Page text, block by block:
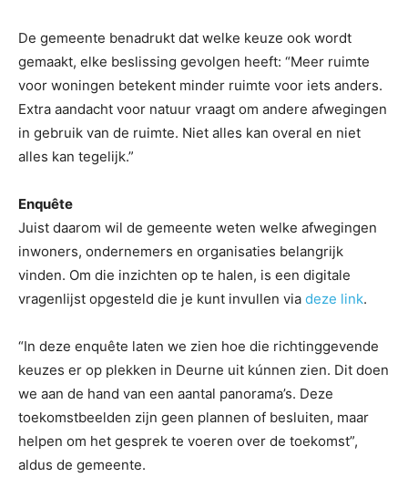
De gemeente benadrukt dat welke keuze ook wordt
gemaakt, elke beslissing gevolgen heeft: “Meer ruimte
voor woningen betekent minder ruimte voor iets anders.
Extra aandacht voor natuur vraagt om andere afwegingen
in gebruik van de ruimte. Niet alles kan overal en niet
alles kan tegelijk.”
Enquête
Juist daarom wil de gemeente weten welke afwegingen
inwoners, ondernemers en organisaties belangrijk
vinden. Om die inzichten op te halen, is een digitale
vragenlijst opgesteld die je kunt invullen via deze link.
“In deze enquête laten we zien hoe die richtinggevende
keuzes er op plekken in Deurne uit kúnnen zien. Dit doen
we aan de hand van een aantal panorama’s. Deze
toekomstbeelden zijn geen plannen of besluiten, maar
helpen om het gesprek te voeren over de toekomst”,
aldus de gemeente.